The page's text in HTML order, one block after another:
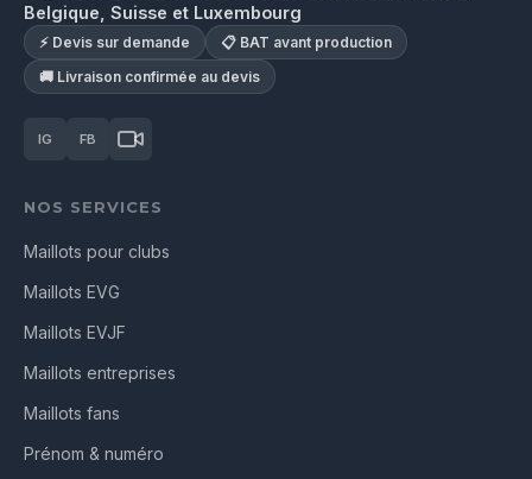
Belgique, Suisse et Luxembourg
⚡ Devis sur demande
📋 BAT avant production
🚚 Livraison confirmée au devis
IG FB
NOS SERVICES
Maillots pour clubs
Maillots EVG
Maillots EVJF
Maillots entreprises
Maillots fans
Prénom & numéro